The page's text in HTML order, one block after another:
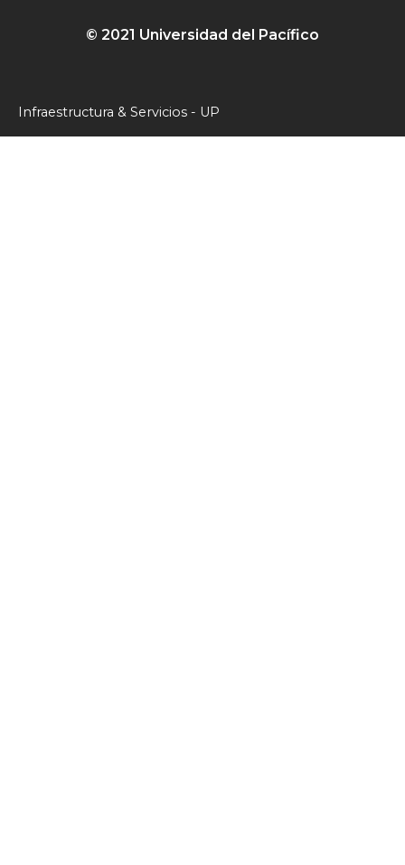
© 2021 Universidad del Pacífico
Infraestructura & Servicios - UP